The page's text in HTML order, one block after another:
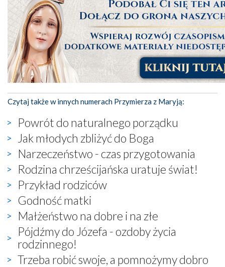
Czytaj także w innych numerach Przymierza z Maryją:
Powrót do naturalnego porządku
Jak młodych zbliżyć do Boga
Narzeczeństwo - czas przygotowania
Rodzina chrześcijańska uratuje świat!
Przykład rodziców
Godność matki
Małżeństwo na dobre i na złe
Pójdźmy do Józefa - ozdoby życia
rodzinnego!
Trzeba robić swoje, a pomnożymy dobro